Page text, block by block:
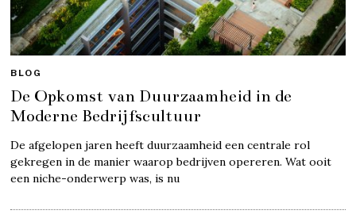
BLOG
De Opkomst van Duurzaamheid in de
Moderne Bedrijfscultuur
De afgelopen jaren heeft duurzaamheid een centrale rol
gekregen in de manier waarop bedrijven opereren. Wat ooit
een niche-onderwerp was, is nu